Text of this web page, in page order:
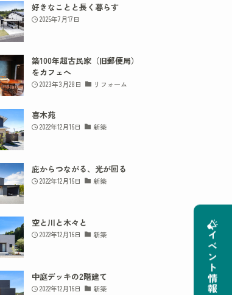
好きなことと長く暮らす
2025年7月17日
築100年超古民家（旧郵便局）
をカフェへ
2023年3月28日 リフォーム
喜木苑
2022年12月16日 新築
庇からつながる、光が回る
2022年12月16日 新築
空と川と木々と
2022年12月16日 新築
中庭デッキの2階建て
2022年12月16日 新築 イベント情報